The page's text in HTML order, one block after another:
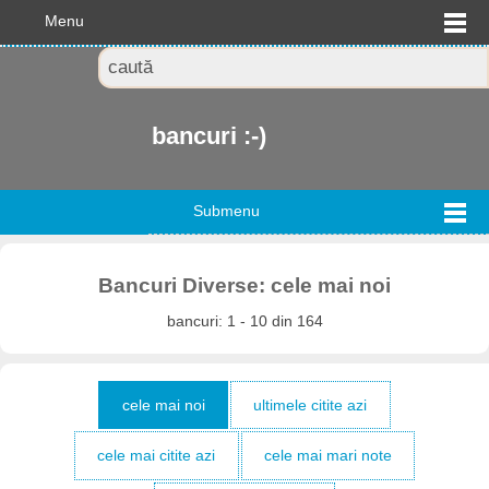
Menu
bancuri :-)
Submenu
Bancuri Diverse: cele mai noi
bancuri: 1 - 10 din 164
cele mai noi ultimele citite azi
cele mai citite azi cele mai mari note